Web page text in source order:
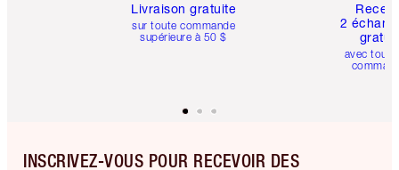
Livraison gratuite
sur toute commande
supérieure à 50 $
2
avec
INSCRIVEZ-VOUS POUR RECEVOIR DES